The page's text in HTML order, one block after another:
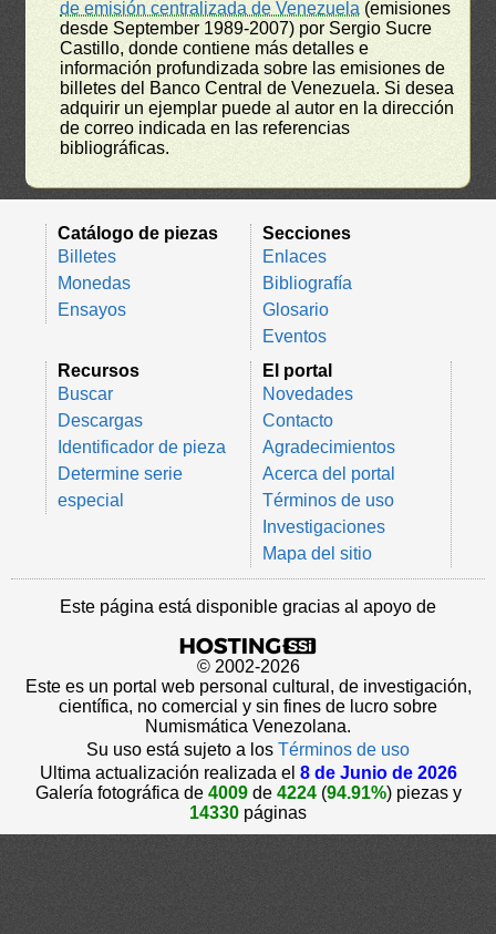
de emisión centralizada de Venezuela (emisiones
desde September 1989-2007) por Sergio Sucre
Castillo, donde contiene más detalles e
información profundizada sobre las emisiones de
billetes del Banco Central de Venezuela. Si desea
adquirir un ejemplar puede al autor en la dirección
de correo indicada en las referencias
bibliográficas.
Catálogo de piezas
Billetes
Monedas
Ensayos
Secciones
Enlaces
Bibliografía
Glosario
Eventos
Recursos
Buscar
Descargas
Identificador de pieza
Determine serie
especial
El portal
Novedades
Contacto
Agradecimientos
Acerca del portal
Términos de uso
Investigaciones
Mapa del sitio
Este página está disponible gracias al apoyo de
© 2002-2026
Este es un portal web personal cultural, de investigación,
científica, no comercial y sin fines de lucro sobre
Numismática Venezolana.
Su uso está sujeto a los Términos de uso
Ultima actualización realizada el 8 de Junio de 2026
Galería fotográfica de 4009de 4224(94.91%) piezas y
14330 páginas